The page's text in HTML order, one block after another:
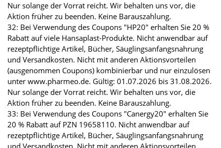
Nur solange der Vorrat reicht. Wir behalten uns vor, die
Aktion früher zu beenden. Keine Barauszahlung.
32: Bei Verwendung des Coupons "HP20" erhalten Sie 20 %
Rabatt auf viele Hansaplast-Produkte. Nicht anwendbar auf
rezeptpflichtige Artikel, Bücher, Säuglingsanfangsnahrung
und Versandkosten. Nicht mit anderen Aktionsvorteilen
(ausgenommen Coupons) kombinierbar und nur einzulösen
unter www.pharmeo.de. Gültig: 01.07.2026 bis 31.08.2026.
Nur solange der Vorrat reicht. Wir behalten uns vor, die
Aktion früher zu beenden. Keine Barauszahlung.
33: Bei Verwendung des Coupons "Canergy20" erhalten Sie
20 % Rabatt auf PZN 19658110. Nicht anwendbar auf
rezeptpflichtige Artikel, Bücher, Säuglingsanfangsnahrung